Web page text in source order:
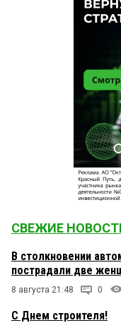
СВЕЖИЕ
В столкновении
пострадали две
8 августа 21:48 0
С Днем строителя!